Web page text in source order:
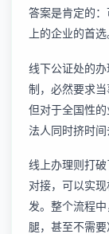
答案是肯定的
上的企业的首选
线下公证处的
制，必然要求当
但对于全国性
法人同时挤时间
线上办理则打
对接，可以实
发。整个流程
腿，甚至不需要